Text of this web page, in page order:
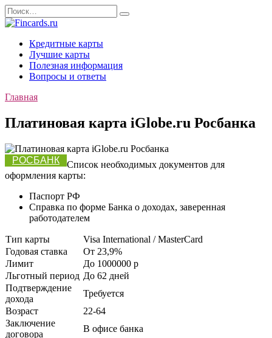
Перейти
к
Search
for:
Кредитные карты
Лучшие карты
Полезная информация
Вопросы и ответы
Главная
Платиновая карта iGlobe.ru Росбанка
РОСБАНК
Список необходимых документов для
оформления карты:
Паспорт РФ
Справка по форме Банка о доходах, заверенная
работодателем
Тип карты
Visa International / MasterCard
Годовая ставка
От 23,9%
Лимит
До 1000000 p
Льготный период До 62 дней
Подтверждение
дохода
Требуется
Возраст
22-64
Заключение
договора
В офисе банка